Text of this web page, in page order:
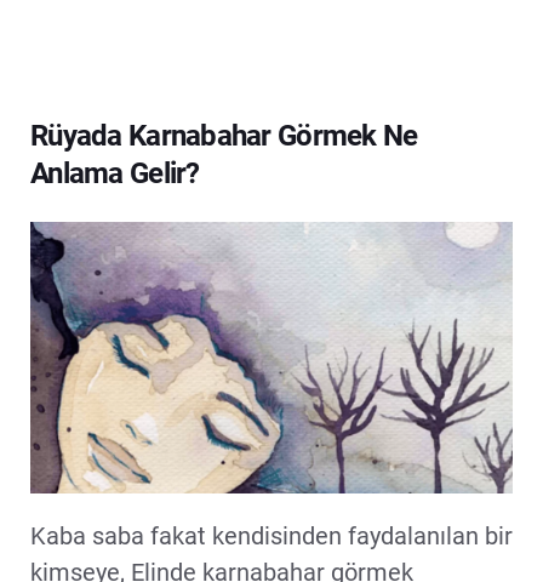
Rüyada Karnabahar Görmek Ne
Anlama Gelir?
Kaba saba fakat kendisinden faydalanılan bir
kimseye, Elinde karnabahar görmek